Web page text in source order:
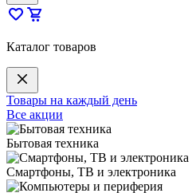
Каталог товаров
Товары на каждый день
Все акции
Бытовая техника
Смартфоны, ТВ и электроника